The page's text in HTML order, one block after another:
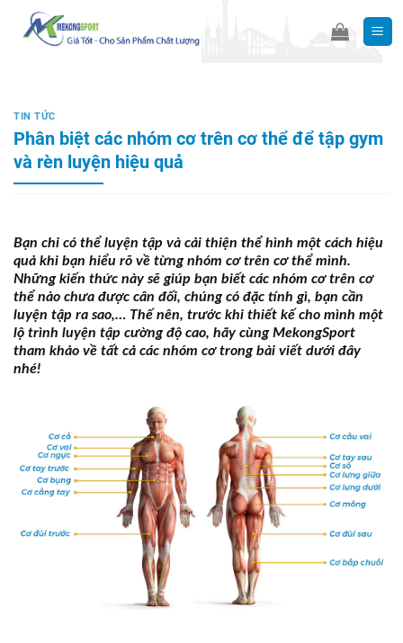
content
TIN TỨC
Phân biệt các nhóm cơ trên cơ thể để tập gym
và rèn luyện hiệu quả
Bạn chỉ có thể luyện tập và cải thiện thể hình một cách hiệu
quả khi bạn hiểu rõ về từng nhóm cơ trên cơ thể mình.
Những kiến thức này sẽ giúp bạn biết các nhóm cơ trên cơ
thể nào chưa được cân đối, chúng có đặc tính gì, bạn cần
luyện tập ra sao,… Thế nên, trước khi thiết kế cho mình một
lộ trình luyện tập cường độ cao, hãy cùng MekongSport
tham khảo về tất cả các nhóm cơ trong bài viết dưới đây
nhé!